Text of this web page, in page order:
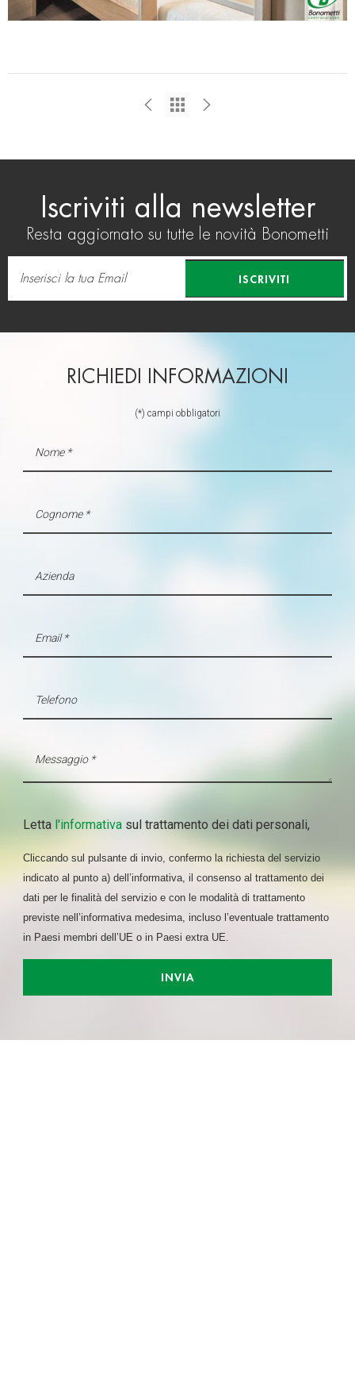
Iscriviti alla newsletter
Resta aggiornato su tutte le novità Bonometti
ISCRIVITI
RICHIEDI INFORMAZIONI
(*) campi obbligatori
Letta l'informativasul trattamento dei dati personali,
Cliccando sul pulsante di invio, confermo la richiesta del servizio
indicato al punto a) dell’informativa, il consenso al trattamento dei
dati per le finalità del servizio e con le modalità di trattamento
previste nell’informativa medesima, incluso l’eventuale trattamento
in Paesi membri dell’UE o in Paesi extra UE.
INVIA